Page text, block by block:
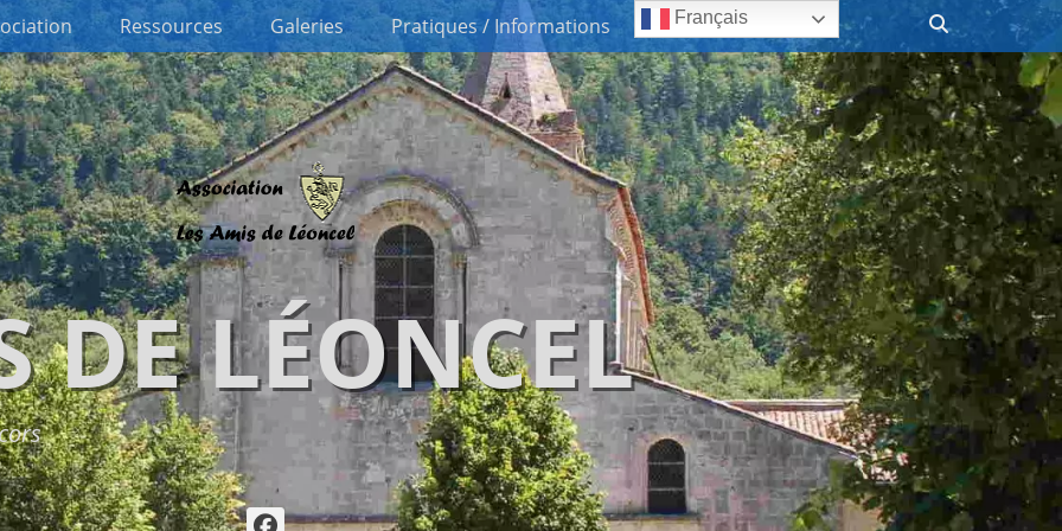
Ressources Galeries Pratiques / Informations Français Recherche
DE LÉONCEL
Facebook